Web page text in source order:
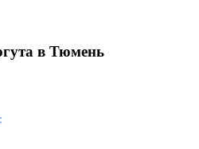
в Тюмень